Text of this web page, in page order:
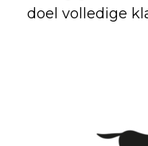
doel volledige